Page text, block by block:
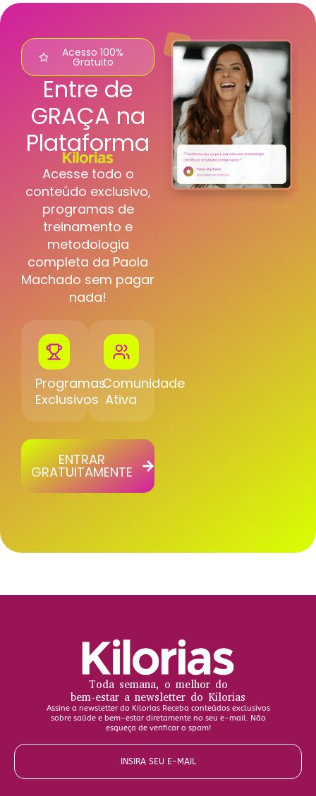
Acesso 100%
Gratuito
Entre de
GRAÇA na
Plataforma
Acesse todo o
conteúdo exclusivo,
programas de
treinamento e
metodologia
completa da Paola
Machado sem pagar
nada!
Programas
Exclusivos
Comunidade
Ativa
ENTRAR
GRATUITAMENTE
Toda semana, o melhor do
bem-estar a newsletter do Kilorias
Assine a newsletter do Kilorias Receba conteúdos exclusivos
sobre saúde e bem-estar diretamente no seu e-mail. Não
esqueça de verificar o spam!
INSIRA SEU E-MAIL